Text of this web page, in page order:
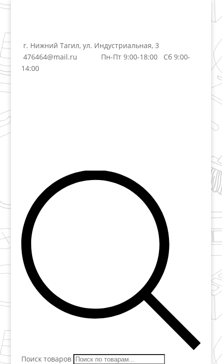
г. Нижний Тагил, ул. Индустриальная, 3
476464@mail.ru
Пн-Пт 9:00-18:00 Сб 9:00-
14:00
Поиск товаров